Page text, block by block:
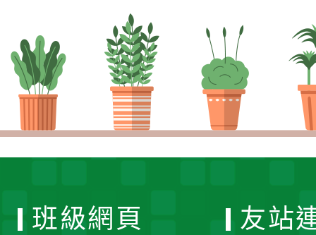
班級網頁 友站